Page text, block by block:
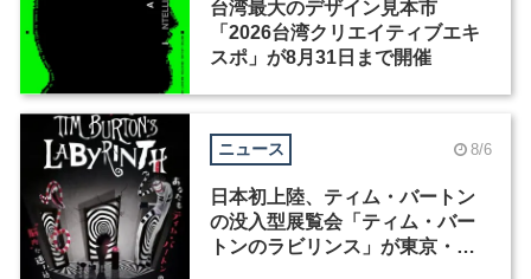
台湾最大のデザイン見本市
「2026台湾クリエイティブエキ
スポ」が8月31日まで開催
ニュース 8/6
日本初上陸、ティム・バートン
の没入型展覧会「ティム・バー
トンのラビリンス」が東京・豊